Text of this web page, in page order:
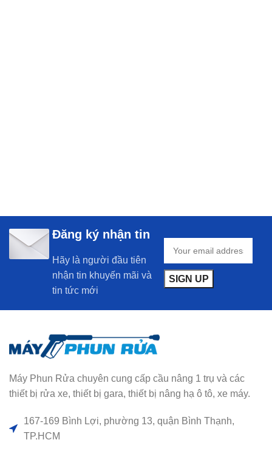
Đăng ký nhận tin
Hãy là người đầu tiên
nhận tin khuyến mãi và
tin tức mới
Máy Phun Rửa chuyên cung cấp cầu nâng 1 trụ và các
thiết bị rửa xe, thiết bị gara, thiết bị nâng hạ ô tô, xe máy.
167-169 Bình Lợi, phường 13, quận Bình Thạnh,
TP.HCM